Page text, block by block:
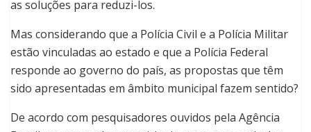
as soluções para reduzi-los.
Mas considerando que a Polícia Civil e a Polícia Militar
estão vinculadas ao estado e que a Polícia Federal
responde ao governo do país, as propostas que têm
sido apresentadas em âmbito municipal fazem sentido?
De acordo com pesquisadores ouvidos pela Agência